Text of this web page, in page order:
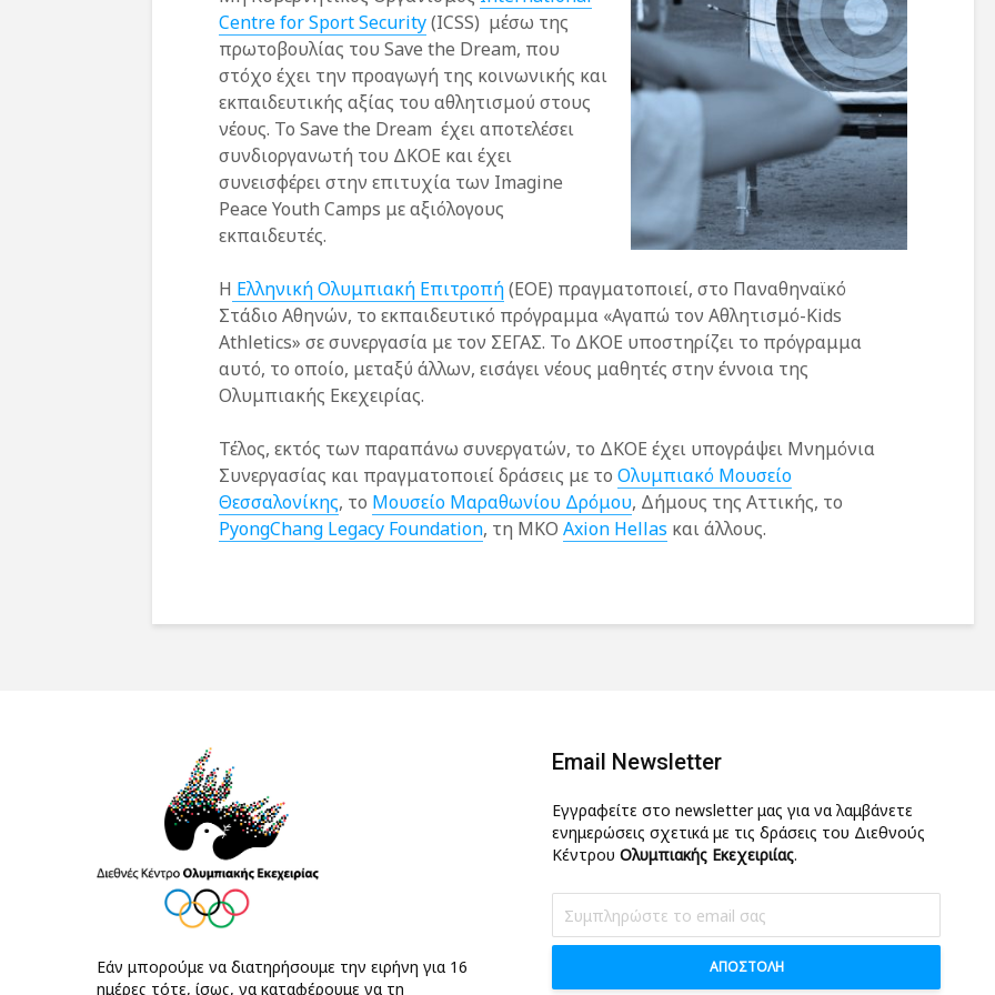
Centre for Sport Security(ICSS) μέσω της
πρωτοβουλίας του Save the Dream, που
στόχο έχει την προαγωγή της κοινωνικής και
εκπαιδευτικής αξίας του αθλητισμού στους
νέους. Το Save the Dream έχει αποτελέσει
συνδιοργανωτή του ΔΚΟΕ και έχει
συνεισφέρει στην επιτυχία των Imagine
Peace Youth Camps με αξιόλογους
εκπαιδευτές.
Η Ελληνική Ολυμπιακή Επιτροπή(EOE) πραγματοποιεί, στο Παναθηναϊκό
Στάδιο Αθηνών, το εκπαιδευτικό πρόγραμμα «Αγαπώ τον Αθλητισμό-Kids
Athletics» σε συνεργασία με τον ΣΕΓΑΣ. Το ΔΚΟΕ υποστηρίζει το πρόγραμμα
αυτό, το οποίο, μεταξύ άλλων, εισάγει νέους μαθητές στην έννοια της
Ολυμπιακής Εκεχειρίας.
Τέλος, εκτός των παραπάνω συνεργατών, το ΔΚΟΕ έχει υπογράψει Μνημόνια
Συνεργασίας και πραγματοποιεί δράσεις με το Ολυμπιακό Μουσείο
Θεσσαλονίκης, το Μουσείο Μαραθωνίου Δρόμου, Δήμους της Αττικής, το
PyongChang Legacy Foundation, τη MKO Axion Hellas και άλλους.
Εάν μπορούμε να διατηρήσουμε την ειρήνη για 16
ημέρες τότε, ίσως, να καταφέρουμε να τη
Email Newsletter
Εγγραφείτε στο newsletter μας για να λαμβάνετε
ενημερώσεις σχετικά με τις δράσεις του Διεθνούς
Κέντρου Ολυμπιακής Εκεχειριίας.